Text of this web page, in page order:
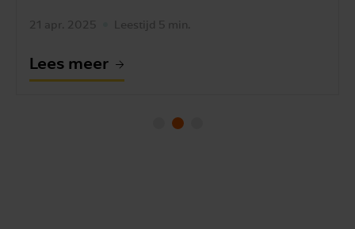
17 apr. 2025 Leestijd 3 min.
Lees meer